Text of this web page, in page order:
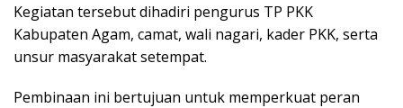
Kegiatan tersebut dihadiri pengurus TP PKK
Kabupaten Agam, camat, wali nagari, kader PKK, serta
unsur masyarakat setempat.
Pembinaan ini bertujuan untuk memperkuat peran